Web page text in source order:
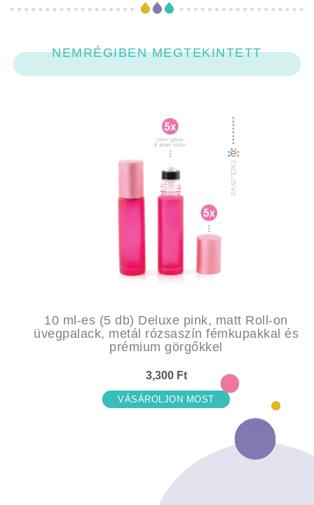
NEMRÉGIBEN MEGTEKINTETT
10 ml-es (5 db) Deluxe pink, matt Roll-on
üvegpalack, metál rózsaszín fémkupakkal és
prémium görgőkkel
3,300 Ft
VÁSÁROLJON MOST